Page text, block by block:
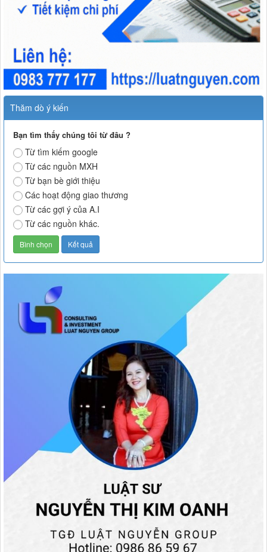
Thăm dò ý kiến
Bạn tìm thấy chúng tôi từ đâu ?
Từ tìm kiếm google
Từ các nguồn MXH
Từ bạn bè giới thiệu
Các hoạt động giao thương
Từ các gợi ý của A.I
Từ các nguồn khác.